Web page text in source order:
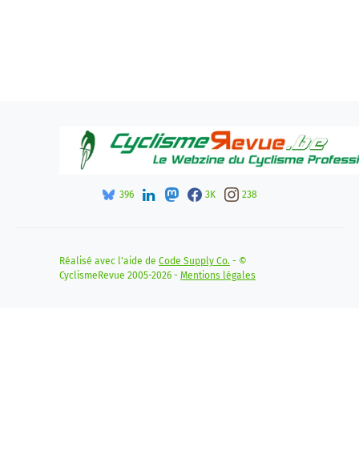
396 3K 238
Réalisé avec l'aide de Code Supply Co. - ©
CyclismeRevue 2005-2026 - Mentions légales